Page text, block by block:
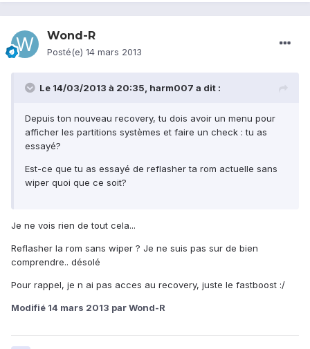
Wond-R
Posté(e) 14 mars 2013
Le 14/03/2013 à 20:35, harm007 a dit :
Depuis ton nouveau recovery, tu dois avoir un menu pour
afficher les partitions systèmes et faire un check : tu as
essayé?
Est-ce que tu as essayé de reflasher ta rom actuelle sans
wiper quoi que ce soit?
Je ne vois rien de tout cela...
Reflasher la rom sans wiper ? Je ne suis pas sur de bien
comprendre.. désolé
Pour rappel, je n ai pas acces au recovery, juste le fastboost :/
Modifié 14 mars 2013 par Wond-R